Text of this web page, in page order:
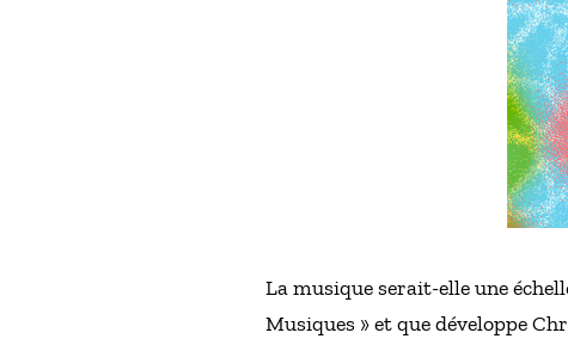
La musique serait-elle une
Musiques » et que développe